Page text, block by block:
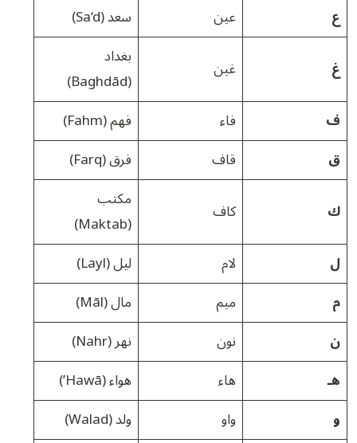
ع
عين
سعد (Sa‘d)
غ
غين
بغداد
(Baghdād)
ف
فاء
فهم (Fahm)
ق
قاف
فرق (Farq)
ك
كاف
مكتب
(Maktab)
ل
لام
ليل (Layl)
م
ميم
مال (Māl)
ن
نون
نهر (Nahr)
هـ
هاء
هواء (Hawā’)
و
واو
ولد (Walad)